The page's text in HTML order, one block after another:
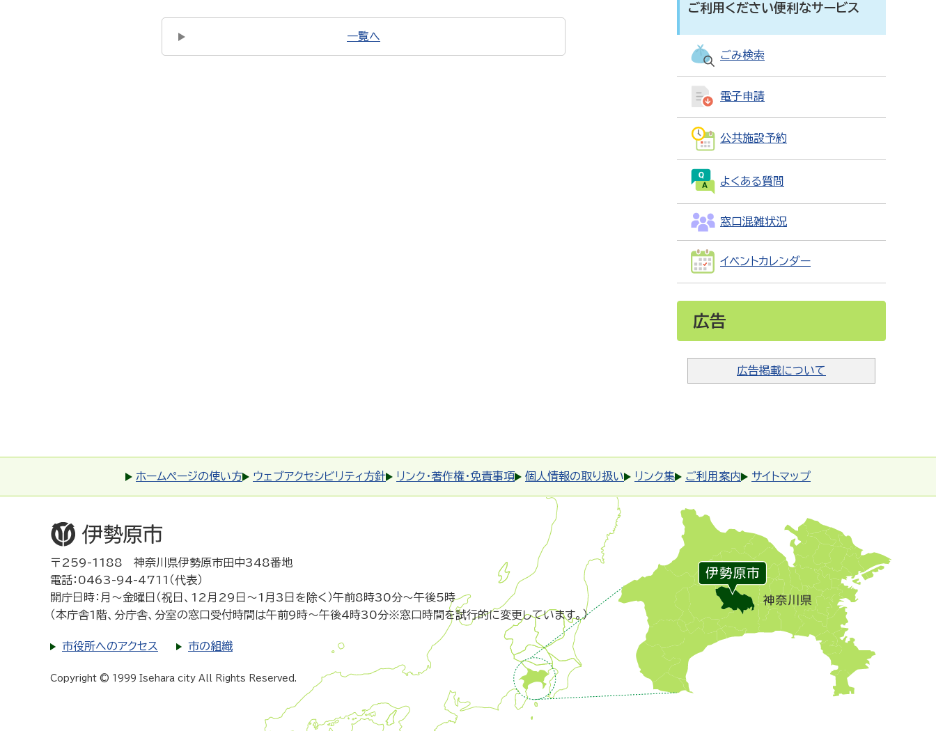
一覧へ
ご利用ください便利なサービス
ごみ検索
電子申請
公共施設予約
よくある質問
窓口混雑状況
イベントカレンダー
広告
広告掲載について
ホームページの使い方 ウェブアクセシビリティ方針 リンク・著作権・免責事項 個人情報の取り扱い リンク集 ご利用案内 サイトマップ
〒259-1188 神奈川県伊勢原市田中348番地
電話：0463-94-4711（代表）
開庁日時：月～金曜日（祝日、12月29日～1月3日を除く）午前8時30分～午後5時
（本庁舎1階、分庁舎、分室の窓口受付時間は午前9時～午後4時30分※窓口時間を試行的に変更しています。）
市役所へのアクセス 市の組織
Copyright © 1999 Isehara city All Rights Reserved.